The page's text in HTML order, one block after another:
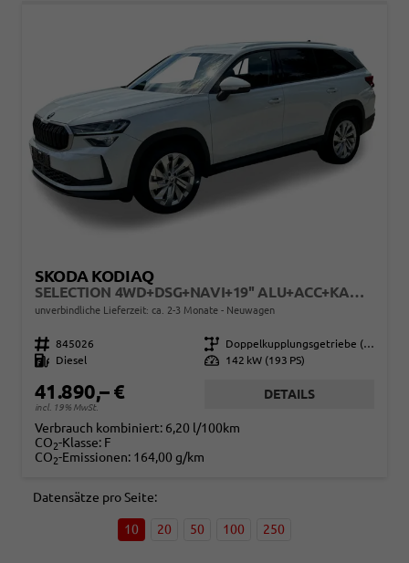
SKODA KODIAQ
SELECTION 4WD+DSG+NAVI+19'' ALU+ACC+KAMERA
unverbindliche Lieferzeit: ca. 2-3 Monate Neuwagen
Fahrzeugnr. 845026 Getriebe
Doppelkupplungsgetriebe (DSG)
Kraftstoff
Diesel Leistung 142 kW (193 PS)
41.890,– €
incl. 19% MwSt.
DETAILS
Verbrauch kombiniert: 6,20 l/100km
CO2-Klasse: F
CO2-Emissionen: 164,00 g/km
Datensätze pro Seite:
10 20 50 100 250